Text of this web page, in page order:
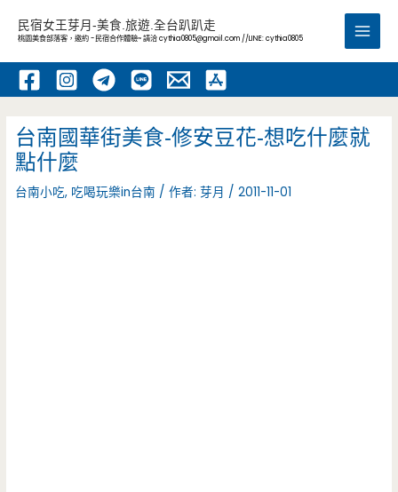
內
民宿女王芽月-美食.旅遊.全台趴趴走
桃園美食部落客，邀約 -民宿合作體驗~ 請洽cythia0805@gmail.com //LINE: cythia0805
Main
台南國華街美食-修安豆花-想吃什麼就
點什麼
台南小吃, 吃喝玩樂in台南 / 作者:芽月 /2011-11-01